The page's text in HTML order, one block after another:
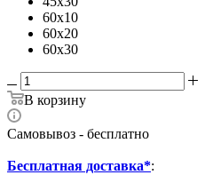
60х10
60х20
60х30
В корзину
Самовывоз - бесплатно
Бесплатная доставка*: